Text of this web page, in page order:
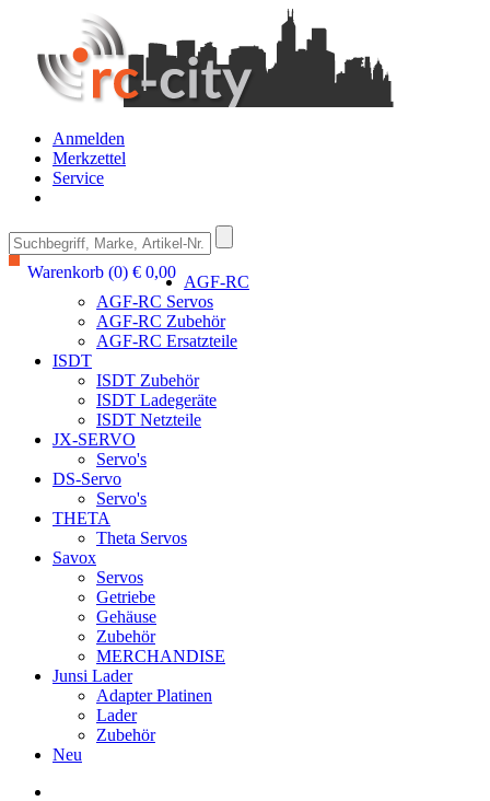
Anmelden
Merkzettel
Service
Warenkorb (0) € 0,00
AGF-RC
AGF-RC Servos
AGF-RC Zubehör
AGF-RC Ersatzteile
ISDT
ISDT Zubehör
ISDT Ladegeräte
ISDT Netzteile
JX-SERVO
Servo's
DS-Servo
Servo's
THETA
Theta Servos
Savox
Servos
Getriebe
Gehäuse
Zubehör
MERCHANDISE
Junsi Lader
Adapter Platinen
Lader
Zubehör
Neu